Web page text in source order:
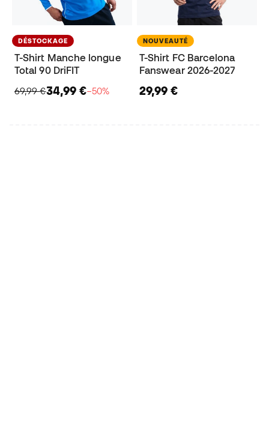
DÉSTOCKAGE
T-Shirt Manche longue
Total 90 DriFIT
69,99 €34,99 €−50%
NOUVEAUTÉ
T-Shirt FC Barcelona
Fanswear 2026-2027
29,99 €